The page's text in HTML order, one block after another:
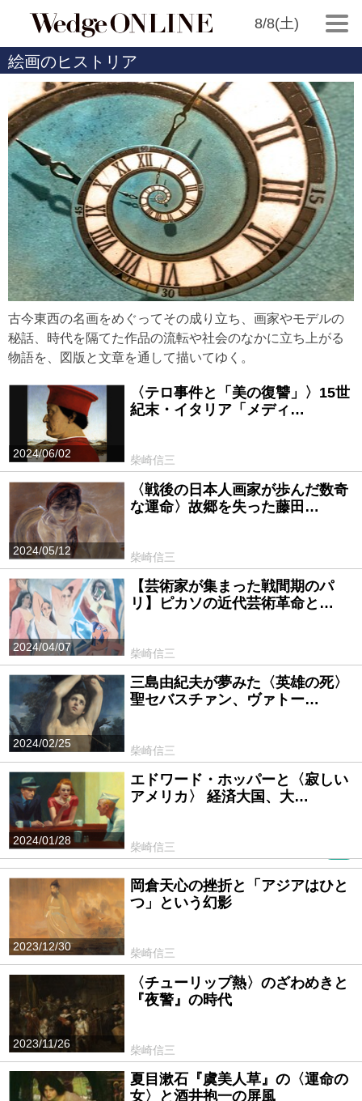
8/8(土)
絵画のヒストリア
古今東西の名画をめぐってその成り立ち、画家やモデルの
秘話、時代を隔てた作品の流転や社会のなかに立ち上がる
物語を、図版と文章を通して描いてゆく。
2024/06/02
〈テロ事件と「美の復讐」〉15世
紀末・イタリア「メディ…
柴崎信三
2024/05/12
〈戦後の日本人画家が歩んだ数奇
な運命〉故郷を失った藤田…
柴崎信三
2024/04/07
【芸術家が集まった戦間期のパ
リ】ピカソの近代芸術革命と…
柴崎信三
2024/02/25
三島由紀夫が夢みた〈英雄の死〉
聖セバスチァン、ヴァトー…
柴崎信三
2024/01/28
エドワード・ホッパーと〈寂しい
アメリカ〉 経済大国、大…
柴崎信三
2023/12/30
岡倉天心の挫折と「アジアはひと
つ」という幻影
柴崎信三
2023/11/26
〈チューリップ熱〉のざわめきと
『夜警』の時代
柴崎信三
夏目漱石『虞美人草』の〈運命の
女〉と酒井抱一の屏風